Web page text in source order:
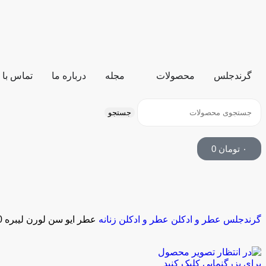
گرندجلس محصولات مجله درباره ما تماس با
جستجو
۰ تومان 0
گرندجلس عطر و ادکلن عطر و ادکلن زنانه عطر ایو سن لورن لیبره 90 میل Yves Saint Laurent Libre
برای بزرگنمایی کلیک کنید